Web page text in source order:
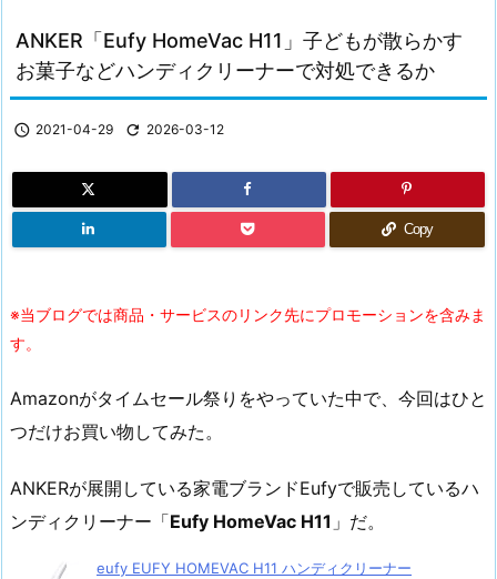
ANKER「Eufy HomeVac H11」子どもが散らかす
お菓子などハンディクリーナーで対処できるか
 2021-04-29  2026-03-12
Copy
※当ブログでは商品・サービスのリンク先にプロモーションを含みま
す。
Amazonがタイムセール祭りをやっていた中で、今回はひと
つだけお買い物してみた。
ANKERが展開している家電ブランドEufyで販売しているハ
ンディクリーナー「Eufy HomeVac H11 」だ。
eufy EUFY HOMEVAC H11 ハンディクリーナー